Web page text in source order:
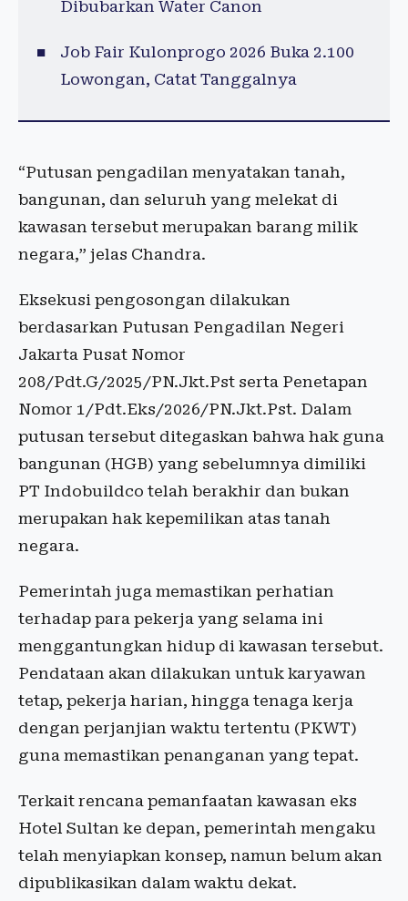
Dibubarkan Water Canon
Job Fair Kulonprogo 2026 Buka 2.100
Lowongan, Catat Tanggalnya
“Putusan pengadilan menyatakan tanah,
bangunan, dan seluruh yang melekat di
kawasan tersebut merupakan barang milik
negara,” jelas Chandra.
Eksekusi pengosongan dilakukan
berdasarkan Putusan Pengadilan Negeri
Jakarta Pusat Nomor
208/Pdt.G/2025/PN.Jkt.Pst serta Penetapan
Nomor 1/Pdt.Eks/2026/PN.Jkt.Pst. Dalam
putusan tersebut ditegaskan bahwa hak guna
bangunan (HGB) yang sebelumnya dimiliki
PT Indobuildco telah berakhir dan bukan
merupakan hak kepemilikan atas tanah
negara.
Pemerintah juga memastikan perhatian
terhadap para pekerja yang selama ini
menggantungkan hidup di kawasan tersebut.
Pendataan akan dilakukan untuk karyawan
tetap, pekerja harian, hingga tenaga kerja
dengan perjanjian waktu tertentu (PKWT)
guna memastikan penanganan yang tepat.
Terkait rencana pemanfaatan kawasan eks
Hotel Sultan ke depan, pemerintah mengaku
telah menyiapkan konsep, namun belum akan
dipublikasikan dalam waktu dekat.